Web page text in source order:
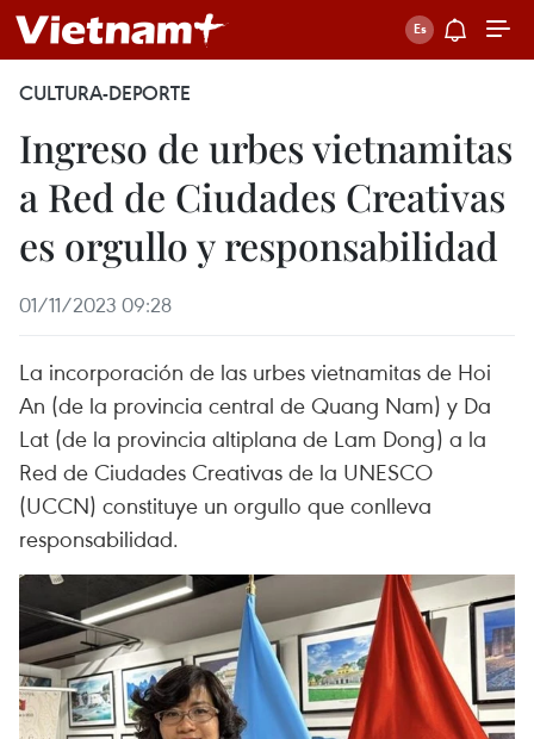
CULTURA-DEPORTE
Ingreso de urbes vietnamitas
a Red de Ciudades Creativas
es orgullo y responsabilidad
01/11/2023 09:28
La incorporación de las urbes vietnamitas de Hoi
An (de la provincia central de Quang Nam) y Da
Lat (de la provincia altiplana de Lam Dong) a la
Red de Ciudades Creativas de la UNESCO
(UCCN) constituye un orgullo que conlleva
responsabilidad.